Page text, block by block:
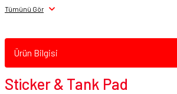
Tümünü Gör
Ürün Bilgisi
Sticker & Tank Pad